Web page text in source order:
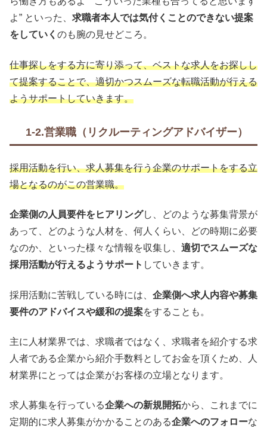
よ” といった、 求職者本人では気付くことのできない提案
をしていく のも腕の見せどころ。
仕事探しをする方に寄り添って、ベストな求人をお探しし
て提案することで、適切かつスムーズな転職活動が行える
ようサポートしていきます。
1-2.営業職（リクルーティングアドバイザー）
採用活動を行い、求人募集を行う企業のサポートをする立
場となるのがこの営業職。
企業側の人員要件をヒアリングし、どのような募集背景が
あって、どのような人材を、何人くらい、どの時期に必要
なのか、といった様々な情報を収集し、 適切でスムーズな
採用活動が行えるようサポート していきます。
採用活動に苦戦している時には、 企業側へ求人内容や募集
要件のアドバイスや緩和の提案をすることも。
主に人材業界では、求職者ではなく、求職者を紹介する求
人者である企業から紹介手数料としてお金を頂くため、人
材業界にとっては企業がお客様の立場となります。
求人募集を行っている企業への新規開拓から、これまでに
定期的に求人募集がかかることのある企業へのフォローな